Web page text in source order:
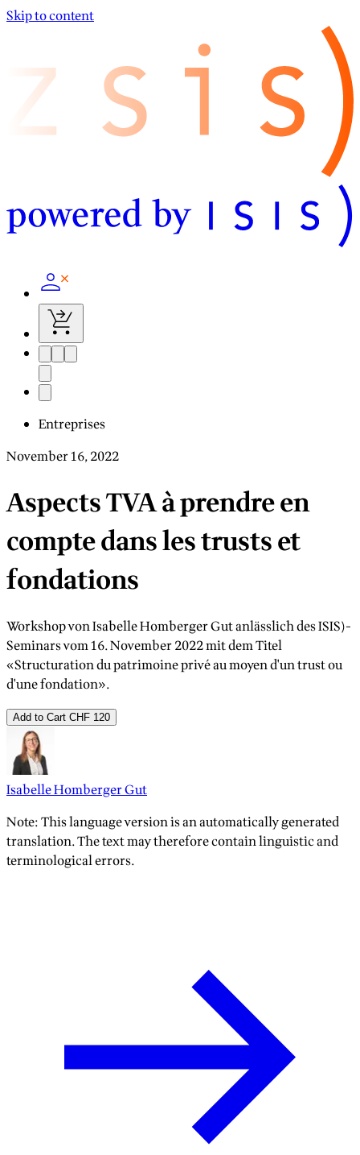
Skip to content
Entreprises
November 16, 2022
Aspects TVA à prendre en
compte dans les trusts et
fondations
Workshop von Isabelle Homberger Gut anlässlich des ISIS)-
Seminars vom 16. November 2022 mit dem Titel
«Structuration du patrimoine privé au moyen d'un trust ou
d'une fondation».
Add to Cart CHF 120
Isabelle Homberger Gut
Note: This language version is an automatically generated
translation. The text may therefore contain linguistic and
terminological errors.